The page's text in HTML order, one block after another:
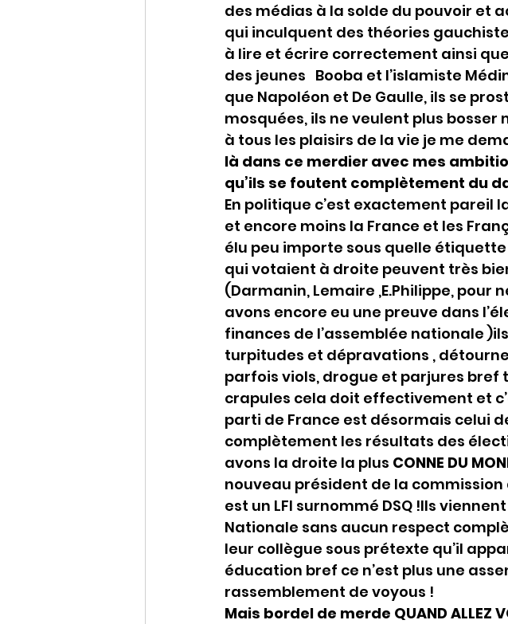
des médias à la solde du pouvoir et
qui inculquent des théories
à lire et écrire correctement ainsi
des jeunes   Booba et l’islamiste
que Napoléon et De Gaulle, ils se
mosquées, ils ne veulent plus
à tous les plaisirs de la vie je me
là dans ce merdier avec mes
qu’ils se foutent complètement du
En politique c’est exactement pareil
et encore moins la France et les
élu peu importe sous quelle
qui votaient à droite peuvent très
(Darmanin, Lemaire ,E.Philippe, pour
avons encore eu une preuve dans
finances de l’assemblée nationale
turpitudes et dépravations ,
parfois viols, drogue et parjures bref
crapules cela doit effectivement et
parti de France est désormais celui
complètement les résultats des
avons la droite la plus CONNE DU
nouveau président de la
est un LFI surnommé DSQ !Ils
Nationale sans aucun respect
leur collègue sous prétexte qu’il
éducation bref ce n’est plus une
rassemblement de voyous !
Mais bordel de merde QUAND ALLEZ